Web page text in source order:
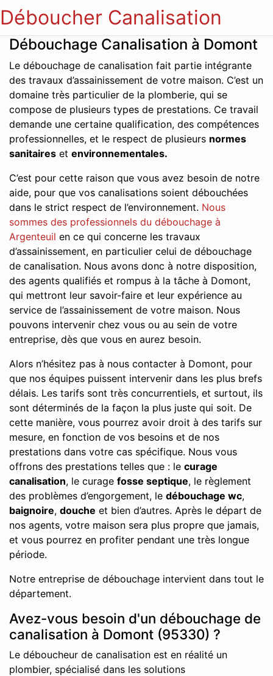
Déboucher Canalisation
Débouchage Canalisation à Domont
Le débouchage de canalisation fait partie intégrante
des travaux d’assainissement de votre maison. C’est un
domaine très particulier de la plomberie, qui se
compose de plusieurs types de prestations. Ce travail
demande une certaine qualification, des compétences
professionnelles, et le respect de plusieurs normes
sanitaires et environnementales.
C’est pour cette raison que vous avez besoin de notre
aide, pour que vos canalisations soient débouchées
dans le strict respect de l’environnement. Nous
sommes des professionnels du débouchage à
Argenteuil en ce qui concerne les travaux
d’assainissement, en particulier celui de débouchage
de canalisation. Nous avons donc à notre disposition,
des agents qualifiés et rompus à la tâche à Domont,
qui mettront leur savoir-faire et leur expérience au
service de l’assainissement de votre maison. Nous
pouvons intervenir chez vous ou au sein de votre
entreprise, dès que vous en aurez besoin.
Alors n’hésitez pas à nous contacter à Domont, pour
que nos équipes puissent intervenir dans les plus brefs
délais. Les tarifs sont très concurrentiels, et surtout, ils
sont déterminés de la façon la plus juste qui soit. De
cette manière, vous pourrez avoir droit à des tarifs sur
mesure, en fonction de vos besoins et de nos
prestations dans votre cas spécifique. Nous vous
offrons des prestations telles que : le curage
canalisation, le curage fosse septique, le règlement
des problèmes d’engorgement, le débouchage wc,
baignoire, douche et bien d’autres. Après le départ de
nos agents, votre maison sera plus propre que jamais,
et vous pourrez en profiter pendant une très longue
période.
Notre entreprise de débouchage intervient dans tout le
département.
Avez-vous besoin d'un débouchage de
canalisation à Domont (95330) ?
Le déboucheur de canalisation est en réalité un
plombier, spécialisé dans les solutions